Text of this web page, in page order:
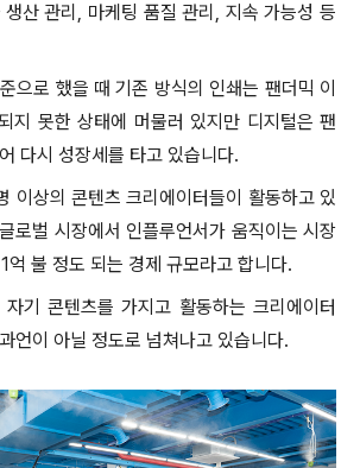
산 관리, 마케팅 품질 관리, 지속 가능성 등
으로 했을 때 기존 방식의 인쇄는 팬더믹 이
지 못한 상태에 머물러 있지만 디지털은 팬
다시 성장세를 타고 있습니다.
이상의 콘텐츠 크리에이터들이 활동하고 있
로벌 시장에서 인플루언서가 움직이는 시장
억 불 정도 되는 경제 규모라고 합니다.
기 콘텐츠를 가지고 활동하는 크리에이터
언이 아닐 정도로 넘쳐나고 있습니다.